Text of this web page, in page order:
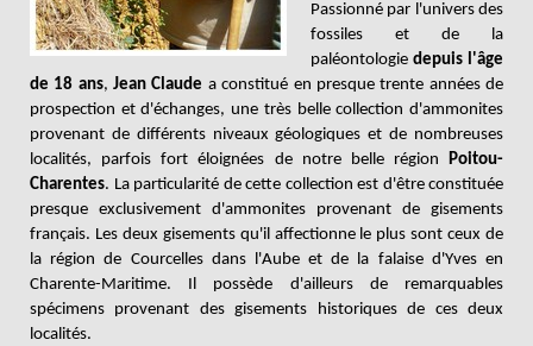
Passionné par l'univers des
fossiles et de la
paléontologie depuis l'âge
de 18 ans,Jean Claude a constitué en presque trente années de
prospection et d'échanges, une très belle collection d'ammonites
provenant de différents niveaux géologiques et de nombreuses
localités, parfois fort éloignées de notre belle région Poitou-
Charentes. La particularité de cette collection est d'être constituée
presque exclusivement d'ammonites provenant de gisements
français. Les deux gisements qu'il affectionne le plus sont ceux de
la région de Courcelles dans l'Aube et de la falaise d'Yves en
Charente-Maritime. Il possède d'ailleurs de remarquables
spécimens provenant des gisements historiques de ces deux
localités.